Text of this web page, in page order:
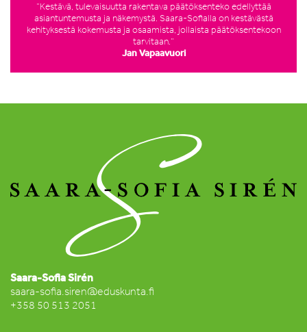
”Kestävä, tulevaisuutta rakentava päätöksenteko edellyttää
asiantuntemusta ja näkemystä. Saara-Sofialla on kestävästä
kehityksestä kokemusta ja osaamista, jollaista päätöksentekoon
tarvitaan.”
Jan Vapaavuori
Saara-Sofia Sirén
saara-sofia.siren@eduskunta.fi
+358 50 513 2051